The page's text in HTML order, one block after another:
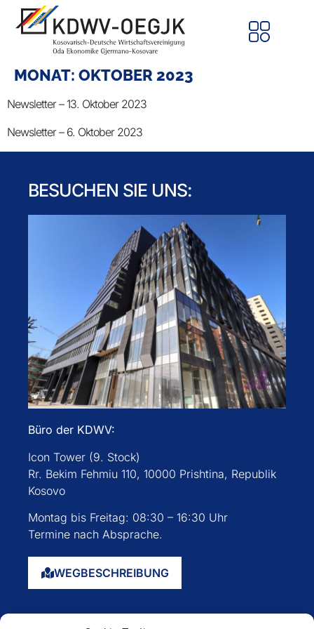
MONAT: OKTOBER 2023
Newsletter – 13. Oktober 2023
Newsletter – 6. Oktober 2023
BESUCHEN SIE UNS:
Büro der KDWV:
Icon Tower (9. Stock)
Rr. Bekim Fehmiu 110, 10000 Prishtina, Republik
Kosovo
Montag bis Freitag: 08:30 – 16:30 Uhr
Termine nach Absprache.
WEGBESCHREIBUNG